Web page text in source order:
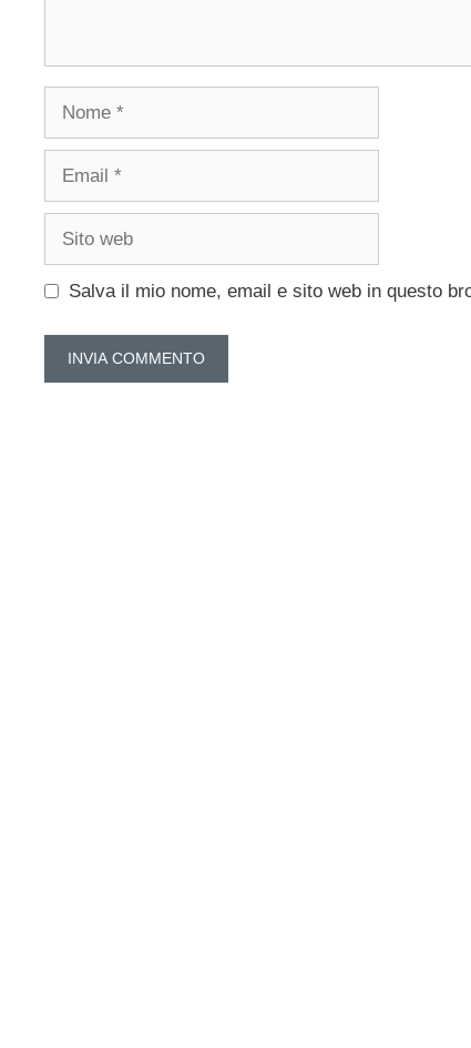
Nome
Email
Sito
Salva il mio nome, email e sito web in questo